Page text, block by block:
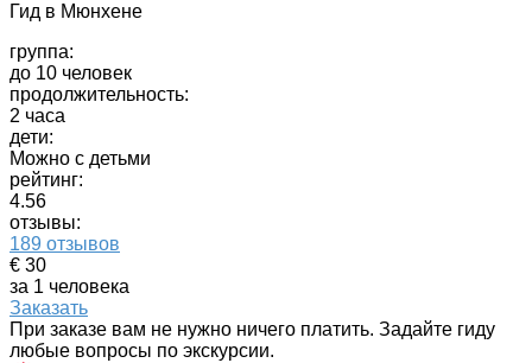
Гид в Мюнхене
группа:
до 10 человек
продолжительность:
2 часа
дети:
Можно с детьми
рейтинг:
4.56
отзывы:
189 отзывов
€ 30
за 1 человека
Заказать
При заказе вам не нужно ничего платить. Задайте гиду
любые вопросы по экскурсии.